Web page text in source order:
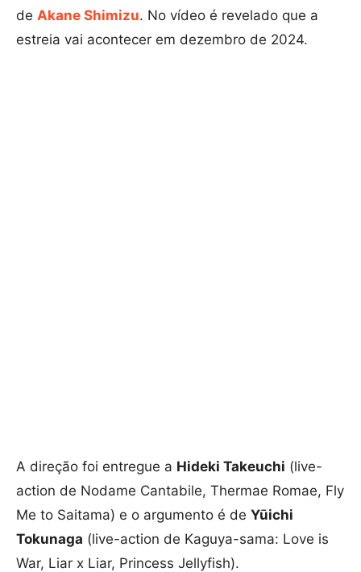
de Akane Shimizu. No vídeo é revelado que a
estreia vai acontecer em dezembro de 2024.
A direção foi entregue a Hideki Takeuchi (live-
action de Nodame Cantabile, Thermae Romae, Fly
Me to Saitama) e o argumento é de Yūichi
Tokunaga (live-action de Kaguya-sama: Love is
War, Liar x Liar, Princess Jellyfish).